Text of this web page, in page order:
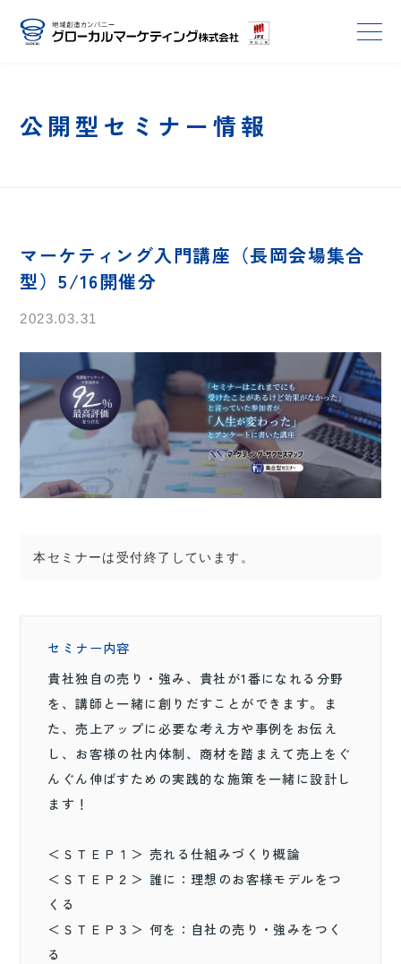
公開型セミナー情報
マーケティング入門講座（長岡会場集合
型）5/16開催分
2023.03.31
本セミナーは受付終了しています。
セミナー内容
貴社独自の売り・強み、貴社が1番になれる分野
を、講師と一緒に創りだすことができます。ま
た、売上アップに必要な考え方や事例をお伝え
し、お客様の社内体制、商材を踏まえて売上をぐ
んぐん伸ばすための実践的な施策を一緒に設計し
ます！
＜ＳＴＥＰ１＞ 売れる仕組みづくり概論
＜ＳＴＥＰ２＞ 誰に：理想のお客様モデルをつ
くる
＜ＳＴＥＰ３＞ 何を：自社の売り・強みをつく
る